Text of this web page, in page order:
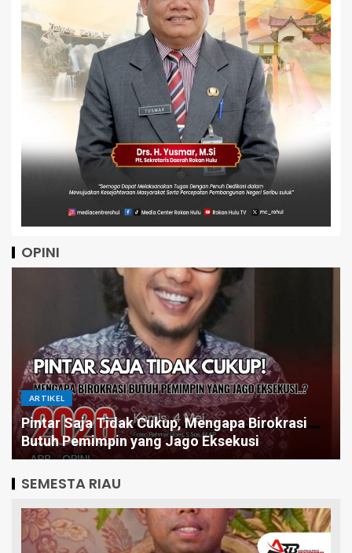
OPINI
ARTIKEL PENDIDIKAN
Pentingnya Muatan Moral dalam Kurikulum
Daerah Kabupaten Indragiri Hilir
SEMESTA RIAU